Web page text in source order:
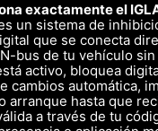
exactamente el
un sistema de
que se conecta
bus de tu vehículo
activo, bloquea
cambios automática,
arranque hasta que
a través de tu